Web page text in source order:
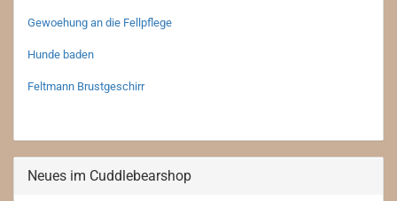
Gewoehung an die Fellpflege
Hunde baden
Feltmann Brustgeschirr
Neues im Cuddlebearshop